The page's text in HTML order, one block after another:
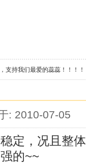
支持我们最爱的蕊蕊！！！
: 2010-07-05
定，况且整
的~~